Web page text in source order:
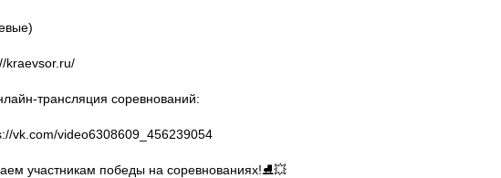
kraevsor.ru/
трансляция соревнований:
vk.com/video6308609_456239054
участникам победы на соревнованиях!⛸️💥